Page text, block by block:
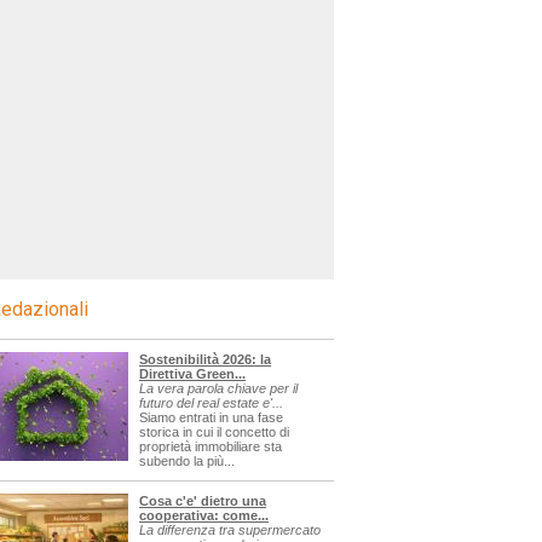
Sostenibilità 2026: la
Direttiva Green...
La vera parola chiave per il
futuro del real estate e'...
Siamo entrati in una fase
storica in cui il concetto di
proprietà immobiliare sta
subendo la più...
Cosa c'e' dietro una
cooperativa: come...
La differenza tra supermercato